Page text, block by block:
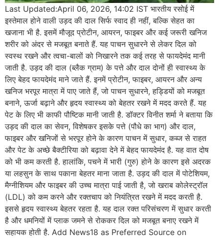
Last Updated:April 06, 2026, 14:02 IST भारतीय रसोई में
इस्तेमाल होने वाली उड़द की दाल सिर्फ स्वाद ही नहीं, बल्कि सेहत का
खजाना भी है. इसमें मौजूद प्रोटीन, आयरन, फाइबर और कई जरूरी खनिज
शरीर को अंदर से मजबूत बनाते हैं. यह पाचन सुधारने से लेकर दिल को
स्वस्थ रखने और त्वचा-बालों को निखारने तक कई तरह से फायदेमंद मानी
जाती है. उड़द की दाल (ब्लैक ग्राम) के पत्ते और दाल दोनों ही स्वास्थ्य के
लिए बेहद फायदेमंद माने जाते हैं. इनमें प्रोटीन, फाइबर, आयरन और अन्य
खनिज भरपूर मात्रा में पाए जाते हैं, जो पाचन सुधारने, हड्डियों को मजबूत
बनाने, ऊर्जा बढ़ाने और हृदय स्वास्थ्य को बेहतर रखने में मदद करते हैं. यह
पेट के लिए भी काफी पौष्टिक मानी जाती है. डॉक्टर विनीत शर्मा ने बताया कि
उड़द की दाल का सेवन, विशेषकर इसके पत्ते (पौधे का भाग) और दाल,
फाइबर और खनिजों से भरपूर होने के कारण पाचन में सुधार, कब्ज से राहत
और पेट के अच्छे बैक्टीरिया को बढ़ावा देने में बेहद फायदेमंद है. यह वात दोष
को भी कम करती है. हालांकि, पचने में भारी (गुरु) होने के कारण इसे अदरक
या लहसुन के साथ पकाना बेहतर माना जाता है. उड़द की दाल में पोटेशियम,
मैग्नीशियम और फाइबर की उच्च मात्रा पाई जाती है, जो खराब कोलेस्ट्रॉल
(LDL) को कम करने और रक्तचाप को नियंत्रित रखने में मदद करती है.
इससे हृदय स्वास्थ्य बेहतर रहता है. यह दाल रक्त परिसंचरण में सुधार करती
है और धमनियों में प्लाक जमने से रोककर दिल को मजबूत बनाए रखने में
सहायक होती है. Add News18 as Preferred Source on